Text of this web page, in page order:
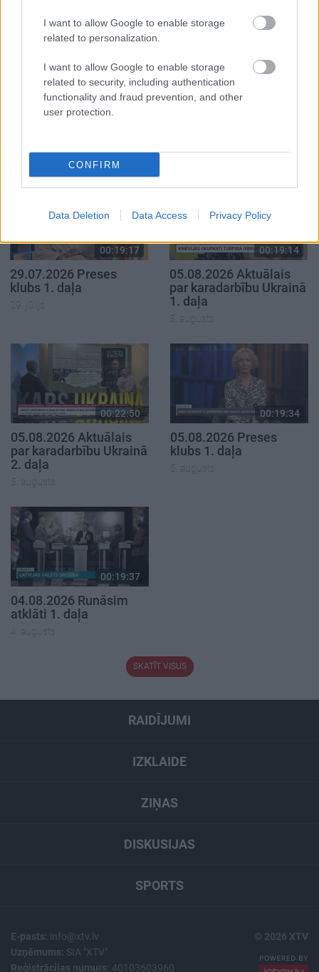
I want to allow Google to enable storage
related to personalization.
I want to allow Google to enable storage
related to security, including authentication
functionality and fraud prevention, and other
user protection.
CONFIRM
Data Deletion Data Access Privacy Policy
neredzēt. Tramps malacis.
SKATĪT VISUS (2)
Populārākie video
00:19:17
29.07.2026 Preses
klubs 1. daļa
29. jūlijs
00:19:14
05.08.2026 Aktuālais
par karadarbību Ukrainā
1. daļa
5. augusts
00:22:50
05.08.2026 Aktuālais
par karadarbību Ukrainā
2. daļa
5. augusts
00:19:34
05.08.2026 Preses
klubs 1. daļa
5. augusts
00:19:37
04.08.2026 Runāsim
atklāti 1. daļa
4. augusts
SKATĪT VISUS
RAIDĪJUMI
IZKLAIDE
ZIŅAS
DISKUSIJAS
SPORTS
E-pasts: info@xtv.lv
Uzņēmums: SIA "XTV"
Reģistrācijas numurs: 40103603960
© 2026 XTV